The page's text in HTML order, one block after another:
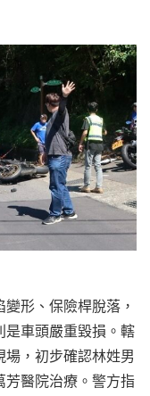
形、保險桿脫落，
是車頭嚴重毀損。轄
，初步確認林姓男
芳醫院治療。警方指